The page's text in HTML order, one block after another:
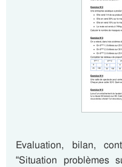
Evaluation, bilan,
“Situation problèmes